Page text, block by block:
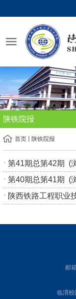
陕铁院报
首页 陕铁院报
第41期总第42期 (
第40期总第41期
(
陕西铁路工程职业
邮
临渭校